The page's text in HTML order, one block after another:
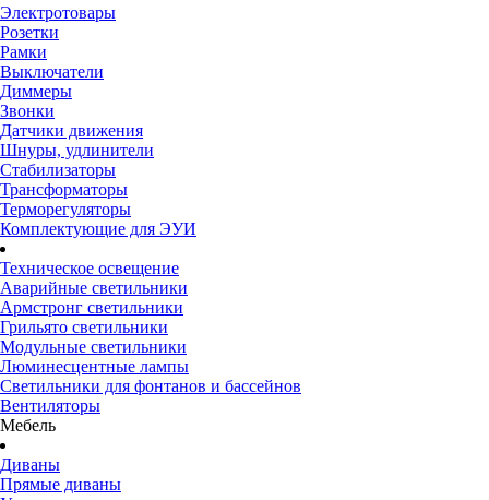
Электротовары
Розетки
Рамки
Выключатели
Диммеры
Звонки
Датчики движения
Шнуры, удлинители
Стабилизаторы
Трансформаторы
Терморегуляторы
Комплектующие для ЭУИ
Техническое освещение
Аварийные светильники
Армстронг светильники
Грильято светильники
Модульные светильники
Люминесцентные лампы
Светильники для фонтанов и бассейнов
Вентиляторы
Мебель
Диваны
Прямые диваны